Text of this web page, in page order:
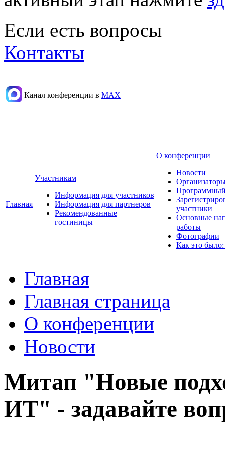
Если есть вопросы
Контакты
Канал конференции в МАХ
Главная
Участникам
Информация для участников
Информация для партнеров
Рекомендованные
гостиницы
О конференции
Новости
участники
Основные
работы
Фотографии
Как это
Главная
Главная страница
О конференции
Новости
Митап "Новые
ИТ" - задавайте